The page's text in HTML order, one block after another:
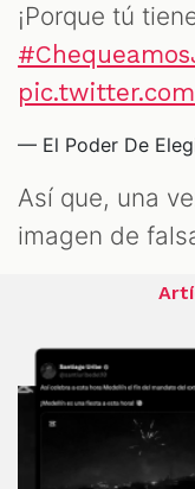
¡Porque tú
— El Poder De
Así que, una
imagen de